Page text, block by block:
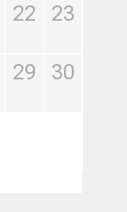
22 23
29 30